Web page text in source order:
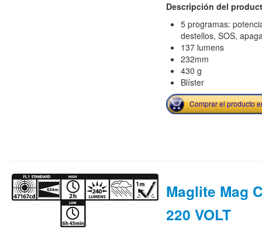
Descripción del
5 programas:
destellos, SOS,
137 lumens
232mm
430 g
Blíster
Comprar el producto
Maglite Mag
220 VOLT